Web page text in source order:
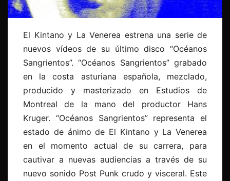
El Kintano y La Venerea estrena una serie de
nuevos vídeos de su último disco “Océanos
Sangrientos”. “Océanos Sangrientos” grabado
en la costa asturiana española, mezclado,
producido y masterizado en Estudios de
Montreal de la mano del productor Hans
Kruger. “Océanos Sangrientos” representa el
estado de ánimo de El Kintano y La Venerea
en el momento actual de su carrera, para
cautivar a nuevas audiencias a través de su
nuevo sonido Post Punk crudo y visceral. Este